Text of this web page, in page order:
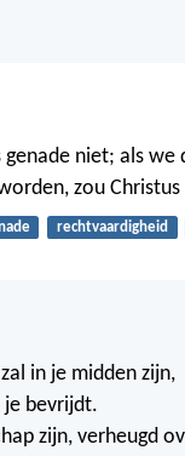
genade niet; als
zou
rechtvaardigheid
in je midden zijn,
je bevrijdt.
zijn, verheugd